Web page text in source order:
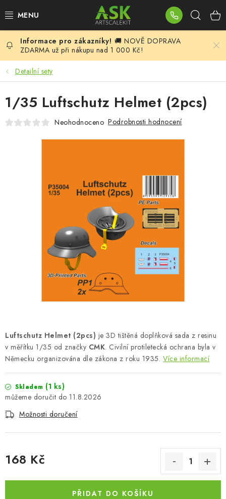
na
BLOG
SUMMER DAYS
WARHAMMER
ASK PRODUKTY
BARVY A POMŮCKY
PUBLIKACE
SKY RIDERS COFFEE
PRODÁVANÉ ZNAČKY
O nás Moje objednávka Kontakty
Doprava a platba
Obchodní podmínky
Podmínky ochrany osobních údajů
Reklamační řád
Velkoobchod (B2B)
🚚 NOVĚ DOPRAVA
ZDARMA už při nákupu nad 1 000 Kč!
Detailní sety
Luftschutz Helmet (2pcs) je 3D tištěná doplňková sada z resinu
v měřítku 1/35 od značky CMK. Civilní protiletecká ochrana byla v
Německu organizována dle zákona z roku 1935. Více informací
Skladem (1 ks)
11.8.2026
Možnosti doručení
168 Kč
PŘIDAT DO KOŠÍKU
1/35 Luftschutz Helmet (2pcs)
Neohodnoceno Podrobnosti hodnocení